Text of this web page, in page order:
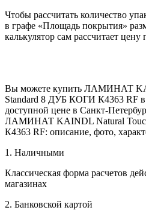
Чтобы рассчитать количество
в графе «Площадь покрытия»
калькулятор сам рассчитает цену
Вы можете купить ЛАМИНАТ
Standard 8 ДУБ КОГИ К4363 RF в
доступной цене в Санкт-
ЛАМИНАТ KAINDL Natural
К4363 RF: описание, фото,
1. Наличными
Классическая форма расчетов
магазинах
2. Банковской картой